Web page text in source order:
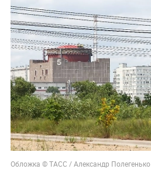
Обложка © ТАСС / Александр Полегенько